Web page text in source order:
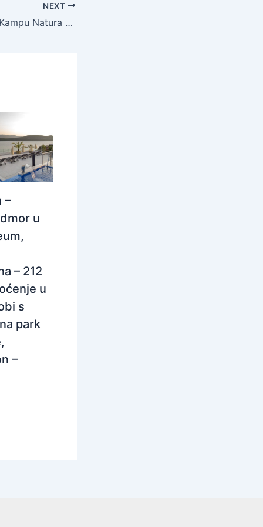
NEXT
Mobilne kućice u Kampu Natura – Priroda i wellness u Termama Olimia, Podčetrtek, Slovenija – 449 EUR – 3x noćenje u mobilnoj kućici za do 5 osoba, Ulaznice za kupanje u Aqualuni (tijekom rada) odnosno za wellness centar Termalija Relax & Family Fun (izvan vremena rada Aqualune) za do 5 osoba (za sve dane boravka) – Akcija
–
u
– 212
u
s
park
–